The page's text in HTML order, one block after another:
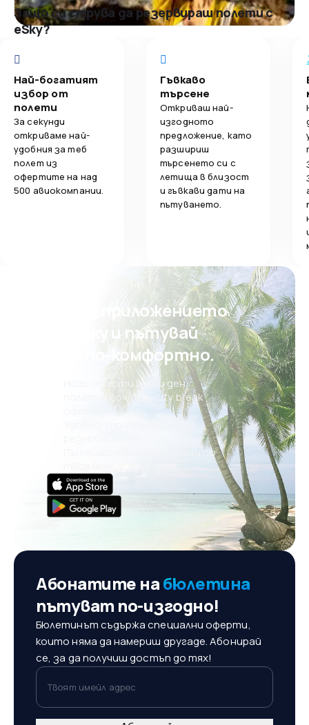
Защо си струва да резервираш полети с
eSky?
Най-богатият
избор от
полети
За секунди
откриваме най-
удобния за теб
полет из
офертите на над
500 авиокомпании.
Гъвкаво
търсене
Откриваш най-
изгодното
предложение, като
разшириш
търсенето си с
летища в близост
и гъвкави дати на
пътуването.
Свали приложението
на eSky и пътувай
още по-комфортно.
Нови оферти всеки ден:
полети, почивки, city break
Пътешествия, планирани по
Абонатите набюлетина
пътуват по-изгодно!
Бюлетинът съдържа специални оферти,
които няма да намериш другаде. Абонирай
се, за да получиш достъп до тях!
Твоят имейл адрес